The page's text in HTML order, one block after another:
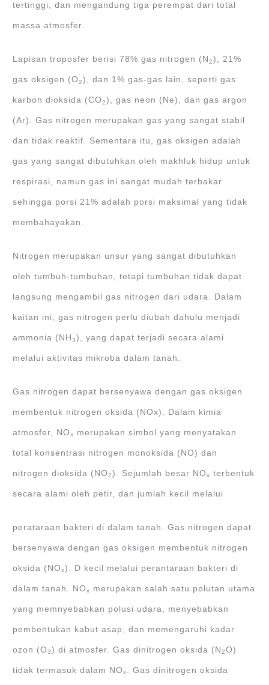
tertinggi, dan mengandung tiga perempat dari total
massa atmosfer.
Lapisan troposfer berisi 78% gas nitrogen (N2), 21%
gas oksigen (O2), dan 1% gas-gas lain, seperti gas
karbon dioksida (CO2), gas neon (Ne), dan gas argon
(Ar). Gas nitrogen merupakan gas yang sangat stabil
dan tidak reaktif. Sementara itu, gas oksigen adalah
gas yang sangat dibutuhkan oleh makhluk hidup untuk
respirasi, namun gas ini sangat mudah terbakar
sehingga porsi 21% adalah porsi maksimal yang tidak
membahayakan.
Nitrogen merupakan unsur yang sangat dibutuhkan
oleh tumbuh-tumbuhan, tetapi tumbuhan tidak dapat
langsung mengambil gas nitrogen dari udara. Dalam
kaitan ini, gas nitrogen perlu diubah dahulu menjadi
ammonia (NH3), yang dapat terjadi secara alami
melalui aktivitas mikroba dalam tanah.
Gas nitrogen dapat bersenyawa dengan gas oksigen
membentuk nitrogen oksida (NOx). Dalam kimia
atmosfer, NOx merupakan simbol yang menyatakan
total konsentrasi nitrogen monoksida (NO) dan
nitrogen dioksida (NO2). Sejumlah besar NOx terbentuk
secara alami oleh petir, dan jumlah kecil melalui
perataraan bakteri di dalam tanah. Gas nitrogen dapat
bersenyawa dengan gas oksigen membentuk nitrogen
oksida (NOx). D kecil melalui perantaraan bakteri di
dalam tanah. NOx merupakan salah satu polutan utama
yang memnyebabkan polusi udara, menyebabkan
pembentukan kabut asap, dan memengaruhi kadar
ozon (O3) di atmosfer. Gas dinitrogen oksida (N2O)
tidak termasuk dalam NOx . Gas dinitrogen oksida